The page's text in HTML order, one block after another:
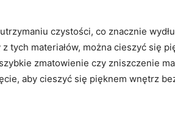
czystości, co⁢ znacznie​
tych⁣ materiałów, można cieszyć ⁣się
zmatowienie czy zniszczenie
aby cieszyć się pięknem wnętrz